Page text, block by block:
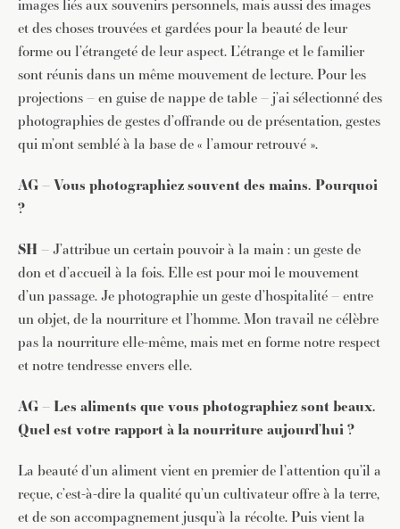
images liés aux souvenirs personnels, mais aussi des images
et des choses trouvées et gardées pour la beauté de leur
forme ou l’étrangeté de leur aspect. L’étrange et le familier
sont réunis dans un même mouvement de lecture. Pour les
projections – en guise de nappe de table – j’ai sélectionné des
photographies de gestes d’offrande ou de présentation, gestes
qui m’ont semblé à la base de « l’amour retrouvé ».
AG – Vous photographiez souvent des mains. Pourquoi
?
SH –J’attribue un certain pouvoir à la main : un geste de
don et d’accueil à la fois. Elle est pour moi le mouvement
d’un passage. Je photographie un geste d’hospitalité – entre
un objet, de la nourriture et l’homme. Mon travail ne célèbre
pas la nourriture elle-même, mais met en forme notre respect
et notre tendresse envers elle.
AG – Les aliments que vous photographiez sont beaux.
Quel est votre rapport à la nourriture aujourd’hui ?
La beauté d’un aliment vient en premier de l’attention qu’il a
reçue, c’est-à-dire la qualité qu’un cultivateur offre à la terre,
et de son accompagnement jusqu’à la récolte. Puis vient la
JE M'INSCRIS À LA NEWSLETTER
d’info avec une sélection d’articles …